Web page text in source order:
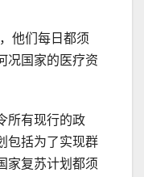
他们每日都须
况国家的医疗资
所有现行的政
包括为了实现群
家复苏计划都须